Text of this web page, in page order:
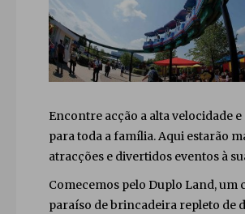
Encontre acção a alta velocidade
para toda a família. Aqui estarão
atracções e divertidos eventos à
Comecemos pelo Duplo Land, um
paraíso de brincadeira repleto de